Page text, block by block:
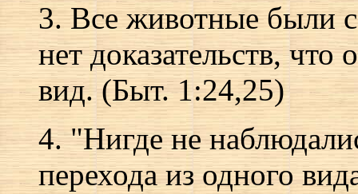
3. Все животные были
нет доказательств,
вид. (Быт. 1:24,25)
4. "Нигде не
перехода из одного